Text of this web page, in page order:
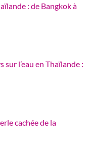
: de Bangkok à
l’eau en Thaïlande :
cachée de la